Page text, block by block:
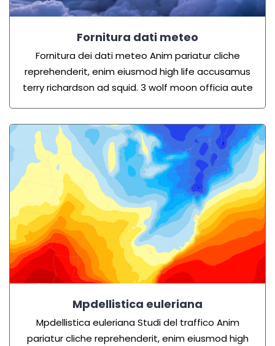
Fornitura dati meteo
Fornitura dei dati meteo Anim pariatur cliche
reprehenderit, enim eiusmod high life accusamus
terry richardson ad squid. 3 wolf moon officia aute
Mpdellistica euleriana
Mpdellistica eulerianaStudi del traffico Anim
pariatur cliche reprehenderit, enim eiusmod high